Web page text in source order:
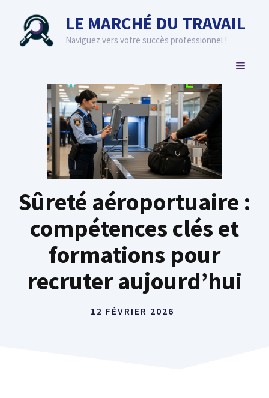
contenu
LE MARCHÉ DU TRAVAIL
Naviguez vers votre succès professionnel !
MENU
Sûreté aéroportuaire :
compétences clés et
formations pour
recruter aujourd’hui
12 FÉVRIER 2026